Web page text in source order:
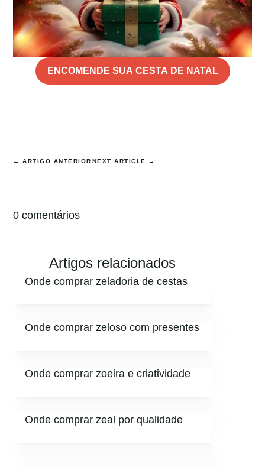
ENCOMENDE SUA CESTA DE NATAL
←ARTIGO ANTERIOR NEXT ARTICLE →
0 comentários
Artigos relacionados
Onde comprar zeladoria de cestas
Onde comprar zeloso com presentes
Onde comprar zoeira e criatividade
Onde comprar zeal por qualidade